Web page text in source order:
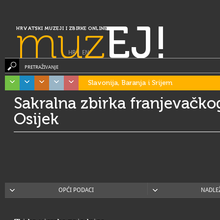
HRVATSKI MUZEJI I ZBIRKE ONLINE
muzEJ!
HR| EN
PRETRAŽIVANJE
Slavonija, Baranja i Srijem
Sakralna zbirka
Osijek
OPĆI PODACI